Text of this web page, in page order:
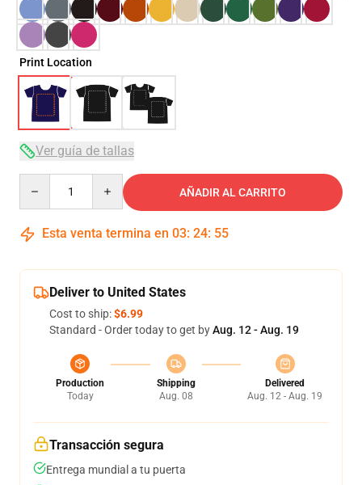
Print Location
Ver guía de tallas
AÑADIR AL CARRITO
Esta venta termina en 03: 24: 54
Deliver to United States
Cost to ship:$6.99
Standard - Order today to get byAug. 12 - Aug. 19
Production
Today
Shipping
Aug. 08
Delivered
Aug. 12 - Aug. 19
Transacción segura
Entrega mundial a tu puerta